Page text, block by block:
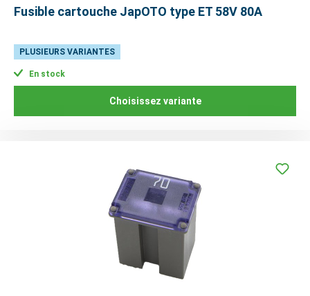
Fusible cartouche JapOTO type ET 58V 80A
PLUSIEURS VARIANTES
En stock
Choisissez variante